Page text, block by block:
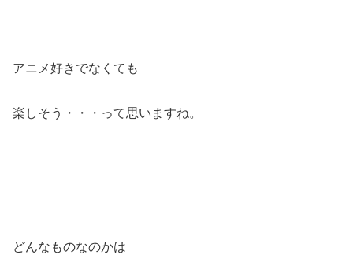
アニメ好きでなくても
楽しそう・・・って思いますね。
どんなものなのかは